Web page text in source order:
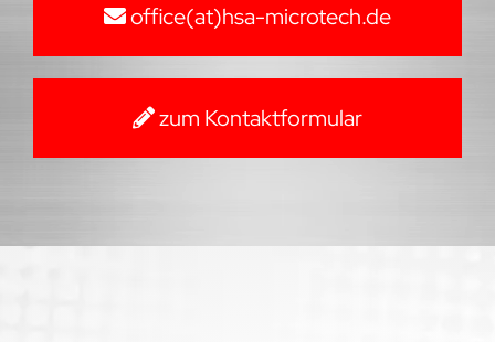
office(at)hsa-microtech.de
zum Kontaktformular